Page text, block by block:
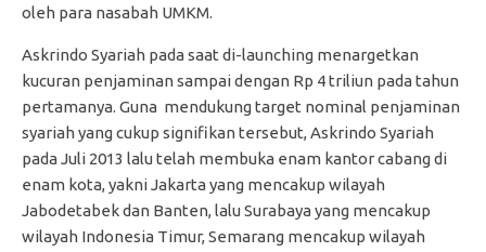
oleh para nasabah UMKM.
Askrindo Syariah pada saat di-launching menargetkan
kucuran penjaminan sampai dengan Rp 4 triliun pada tahun
pertamanya. Guna mendukung target nominal penjaminan
syariah yang cukup signifikan tersebut, Askrindo Syariah
pada Juli 2013 lalu telah membuka enam kantor cabang di
enam kota, yakni Jakarta yang mencakup wilayah
Jabodetabek dan Banten, lalu Surabaya yang mencakup
wilayah Indonesia Timur, Semarang mencakup wilayah